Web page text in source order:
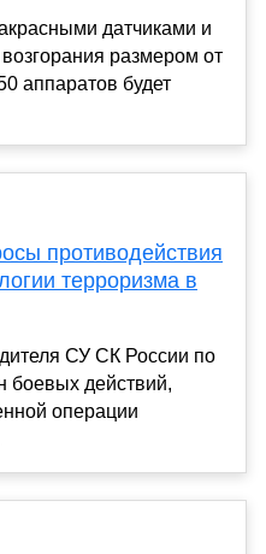
датчиками и
размером от
аппаратов будет
противодействия
терроризма в
СУ СК России по
боевых действий,
операции